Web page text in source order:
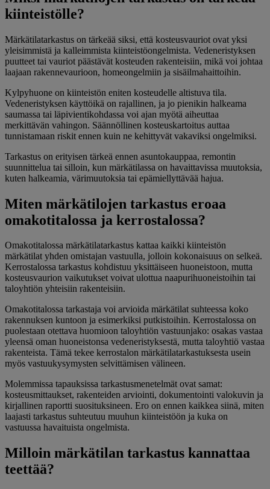
kiinteistölle?
Märkätilatarkastus on tärkeää siksi, että kosteusvauriot ovat yksi
yleisimmistä ja kalleimmista kiinteistöongelmista. Vedeneristyksen
puutteet tai vauriot päästävät kosteuden rakenteisiin, mikä voi johtaa
laajaan rakennevaurioon, homeongelmiin ja sisäilmahaittoihin.
Kylpyhuone on kiinteistön eniten kosteudelle altistuva tila.
Vedeneristyksen käyttöikä on rajallinen, ja jo pienikin halkeama
saumassa tai läpivientikohdassa voi ajan myötä aiheuttaa
merkittävän vahingon. Säännöllinen kosteuskartoitus auttaa
tunnistamaan riskit ennen kuin ne kehittyvät vakaviksi ongelmiksi.
Tarkastus on erityisen tärkeä ennen asuntokauppaa, remontin
suunnittelua tai silloin, kun märkätilassa on havaittavissa muutoksia,
kuten halkeamia, värimuutoksia tai epämiellyttävää hajua.
Miten märkätilojen tarkastus eroaa
omakotitalossa ja kerrostalossa?
Omakotitalossa märkätilatarkastus kattaa kaikki kiinteistön
märkätilat yhden omistajan vastuulla, jolloin kokonaisuus on selkeä.
Kerrostalossa tarkastus kohdistuu yksittäiseen huoneistoon, mutta
kosteusvaurion vaikutukset voivat ulottua naapurihuoneistoihin tai
taloyhtiön yhteisiin rakenteisiin.
Omakotitalossa tarkastaja voi arvioida märkätilat suhteessa koko
rakennuksen kuntoon ja esimerkiksi putkistoihin. Kerrostalossa on
puolestaan otettava huomioon taloyhtiön vastuunjako: osakas vastaa
yleensä oman huoneistonsa vedeneristyksestä, mutta taloyhtiö vastaa
rakenteista. Tämä tekee kerrostalon märkätilatarkastuksesta usein
myös vastuukysymysten selvittämisen välineen.
Molemmissa tapauksissa tarkastusmenetelmät ovat samat:
kosteusmittaukset, rakenteiden arviointi, dokumentointi valokuvin ja
kirjallinen raportti suosituksineen. Ero on ennen kaikkea siinä, miten
laajasti tarkastus suhteutuu muuhun kiinteistöön ja kuka on
vastuussa havaituista ongelmista.
Milloin märkätilan tarkastus kannattaa
teettää?